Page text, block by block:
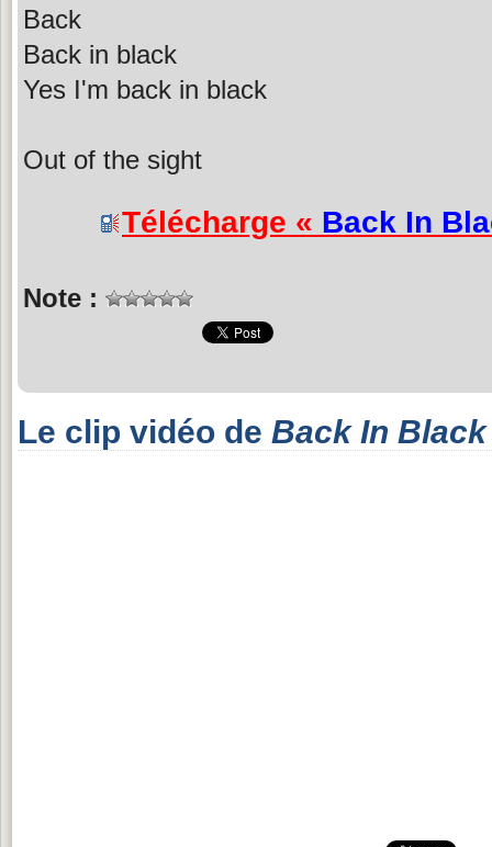
Back
Back in black
Yes I'm back in black
Out of the sight
Télécharge « Back In
Note :
Le clip vidéo de Back In Black